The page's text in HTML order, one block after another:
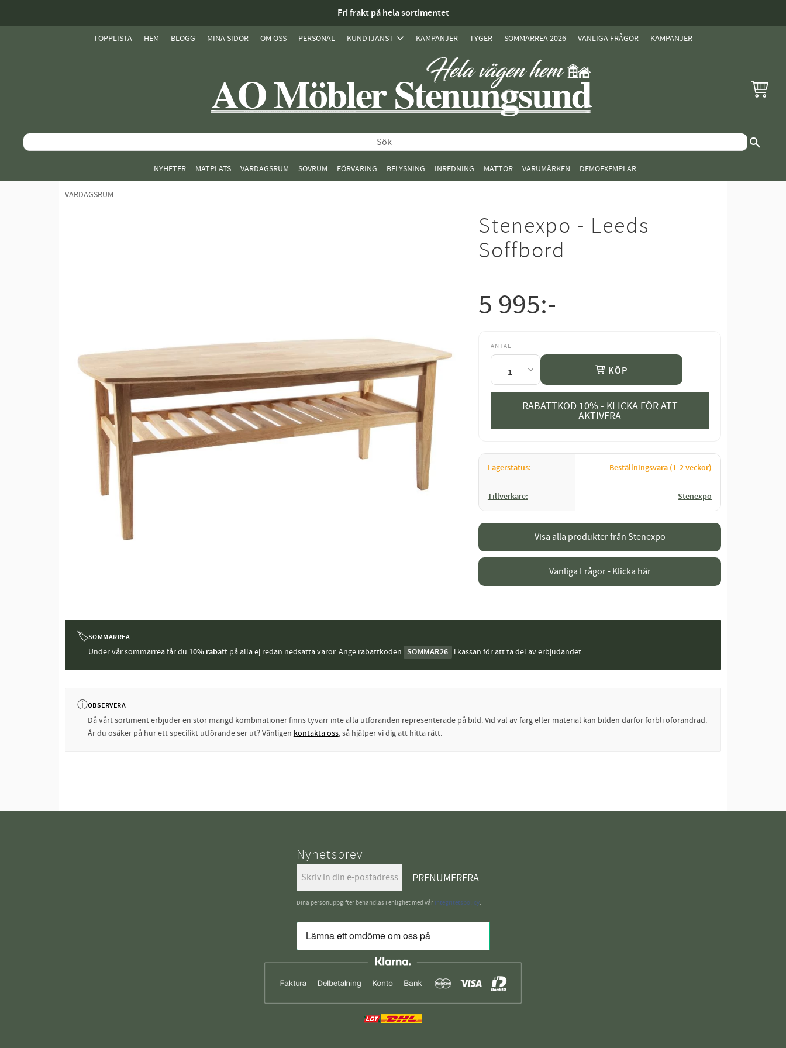
Fri frakt på hela sortimentet
TOPPLISTA HEM BLOGG MINA SIDOR OM OSS PERSONAL KUNDTJÄNST KAMPANJER TYGER SOMMARREA 2026 VANLIGA FRÅGOR KAMPANJER
NYHETER MATPLATS VARDAGSRUM SOVRUM FÖRVARING BELYSNING INREDNING MATTOR VARUMÄRKEN DEMOEXEMPLAR
VARDAGSRUM
Stenexpo - Leeds
Soffbord
5 995:-
ANTAL
KÖP
RABATTKOD 10% - KLICKA FÖR ATT
AKTIVERA
Lagerstatus Beställningsvara (1-2 veckor)
Tillverkare Stenexpo
Visa alla produkter från Stenexpo
Vanliga Frågor - Klicka här
🏷SOMMARREA
Under vår sommarrea får du 10% rabattpå alla ej redan nedsatta varor. Ange rabattkoden SOMMAR26 i kassan för att ta del av erbjudandet.
ⓘOBSERVERA
Då vårt sortiment erbjuder en stor mängd kombinationer finns tyvärr inte alla utföranden representerade på bild. Vid val av färg eller material kan bilden därför förbli oförändrad.
Är du osäker på hur ett specifikt utförande ser ut? Vänligen kontakta oss, så hjälper vi dig att hitta rätt.
Nyhetsbrev
PRENUMERERA
Dina personuppgifter behandlas i enlighet med vår integritetspolicy.